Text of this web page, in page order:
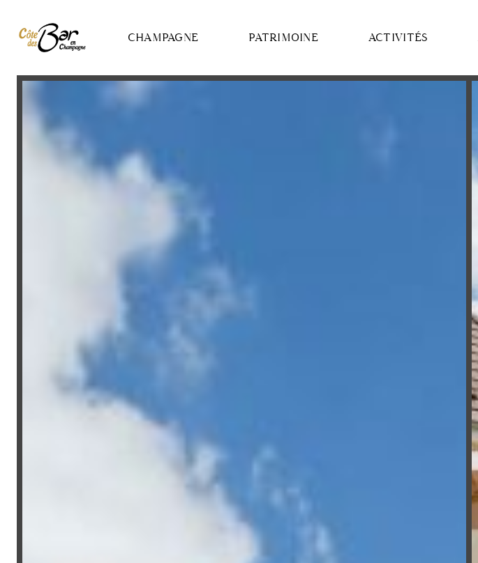
CHAMPAGNE PATRIMOINE ACTIVITÉS